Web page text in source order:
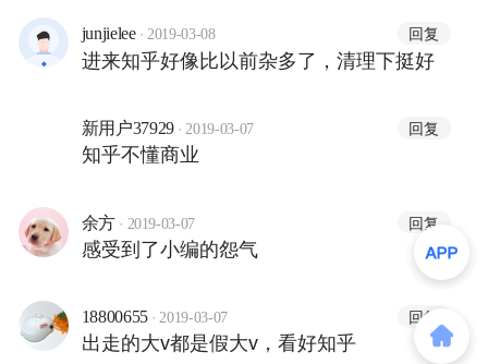
junjielee · 2019-03-08 回复
进来知乎好像比以前杂多了，清理下挺好
新用户37929 · 2019-03-07 回复
知乎不懂商业
余方 · 2019-03-07 回复
感受到了小编的怨气
18800655 · 2019-03-07 回复
出走的大v都是假大v，看好知乎